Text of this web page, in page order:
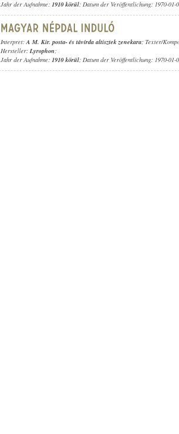
Jahr der Aufnahme: 1910 körül; Datum der Veröffentlichung: 1970-01-
Interpret:A M. Kir. posta- és távírda altisztek zenekara; Texter/
Hersteller: Lyrophon;
Jahr der Aufnahme: 1910 körül; Datum der Veröffentlichung: 1970-01-